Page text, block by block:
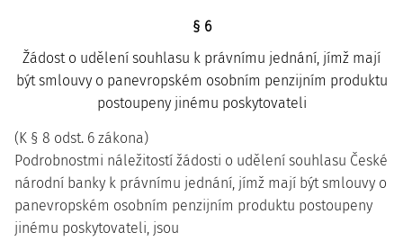
§ 6
Žádost o udělení souhlasu k právnímu jednání, jímž mají
být smlouvy o panevropském osobním penzijním produktu
postoupeny jinému poskytovateli
(K § 8 odst. 6 zákona)
Podrobnostmi náležitostí žádosti o udělení souhlasu České
národní banky k právnímu jednání, jímž mají být smlouvy o
panevropském osobním penzijním produktu postoupeny
jinému poskytovateli, jsou